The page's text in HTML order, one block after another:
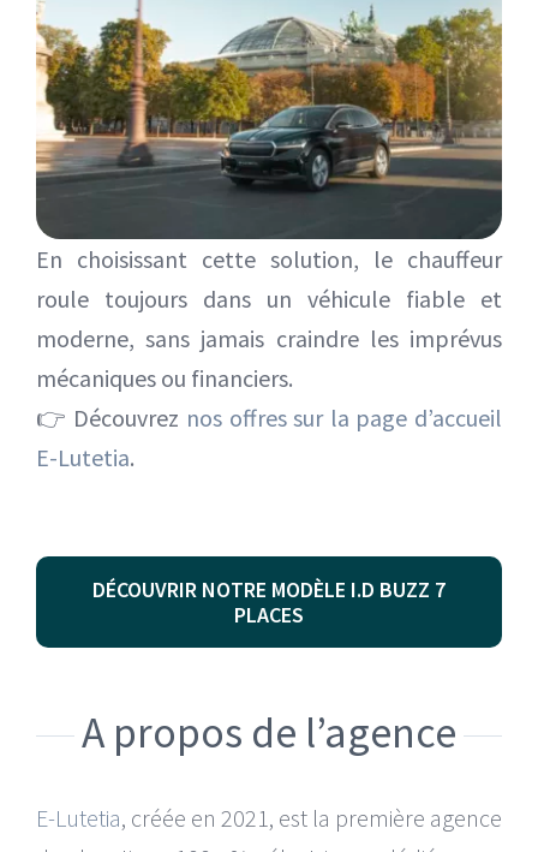
En choisissant cette solution, le chauffeur
roule toujours dans un véhicule fiable et
moderne, sans jamais craindre les imprévus
mécaniques ou financiers.
👉 Découvrez nos offres sur la page d’accueil
E-Lutetia.
DÉCOUVRIR NOTRE MODÈLE I.D BUZZ 7
PLACES
A propos de l’agence
E-Lutetia, créée en 2021, est la première agence